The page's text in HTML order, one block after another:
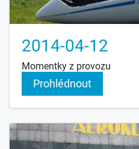
2014-04-12
Momentky z provozu
Prohlédnout